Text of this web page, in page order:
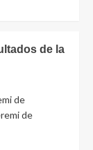
de la
de
de